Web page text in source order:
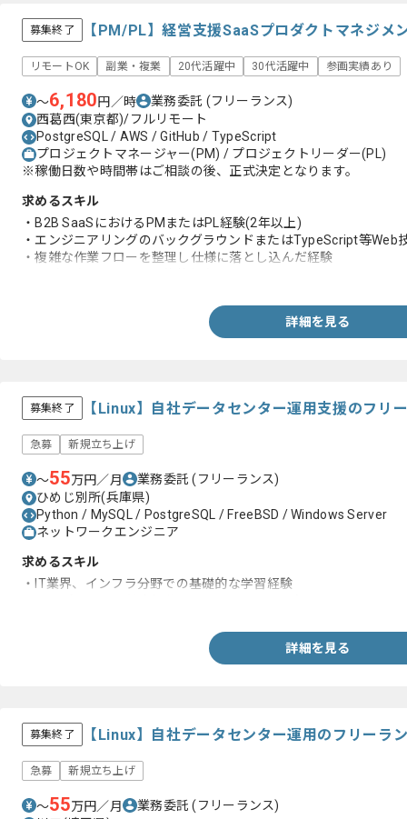
募集終了 【PM/PL】経営支援SaaSプロダクトマネジメ
リモートOK 副業・複業 20代活躍中 30代活躍中 参画実績あり
〜6,180円／時 業務委託 (フリーランス)
西葛西(東京都)/フルリモート
PostgreSQL / AWS / GitHub / TypeScript
プロジェクトマネージャー(PM) / プロジェクトリーダー(PL)
※稼働日数や時間帯はご相談の後、正式決定となります。
求めるスキル
・B2B SaaSにおけるPMまたはPL経験(2年以上)
・エンジニアリングのバックグラウンドまたはTypeScript等Web
・複雑な作業フローを整理し仕様に落とし込んだ経験
詳細を見る
募集終了 【Linux】自社データセンター運用支援のフリ
急募 新規立ち上げ
〜55万円／月 業務委託(フリーランス)
ひめじ別所(兵庫県)
Python / MySQL / PostgreSQL / FreeBSD / Windows Server
ネットワークエンジニア
求めるスキル
・IT業界、インフラ分野での基礎的な学習経験
詳細を見る
募集終了 【Linux】自社データセンター運用のフリーラ
急募 新規立ち上げ
〜55万円／月 業務委託(フリーランス)